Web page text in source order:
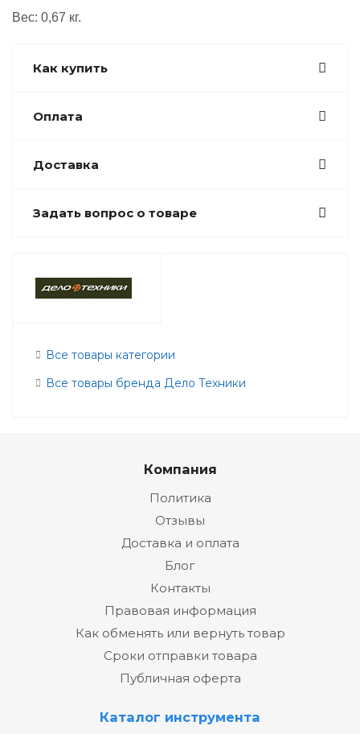
Вес: 0,67 кг.
Как купить
Оплата
Доставка
Задать вопрос о товаре
Все товары категории
Все товары бренда Дело Техники
Компания
Политика
Отзывы
Доставка и оплата
Блог
Контакты
Правовая информация
Как обменять или вернуть товар
Сроки отправки товара
Публичная оферта
Каталог инструмента